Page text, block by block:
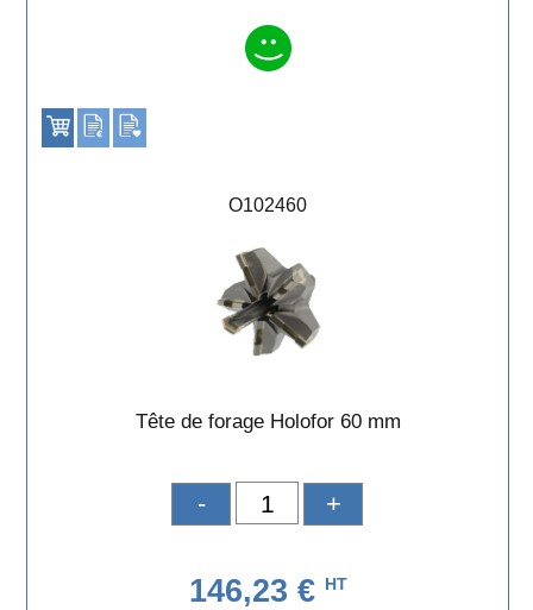
O102460
Tête de forage Holofor 60 mm
- +
146,23 € HT